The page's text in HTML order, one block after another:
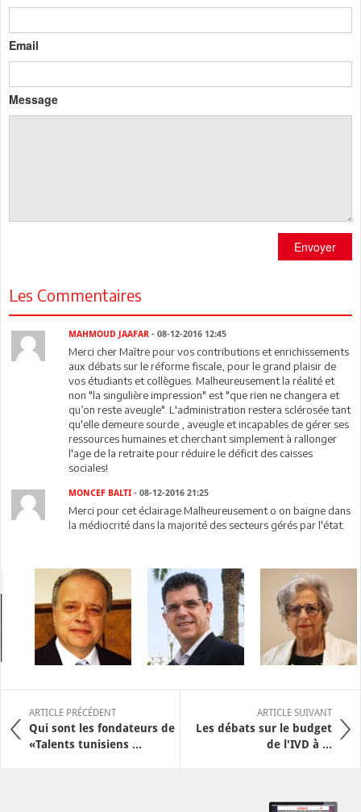
Email
Message
Envoyer
Les Commentaires
MAHMOUD JAAFAR - 08-12-2016 12:45
Merci cher Maître pour vos contributions et enrichissements
aux débats sur le réforme fiscale, pour le grand plaisir de
vos étudiants et collègues. Malheureusement la réalité et
non "la singulière impression" est "que rien ne changera et
qu’on reste aveugle". L'administration restera sclérosée tant
qu'elle demeure sourde , aveugle et incapables de gérer ses
ressources humaines et cherchant simplement à rallonger
l'age de la retraite pour réduire le déficit des caisses
sociales!
MONCEF BALTI - 08-12-2016 21:25
Merci pour cet éclairage.Malheureusement o on baigne dans
la médiocrité dans la majorité des secteurs gérés par l'état.
ARTICLE PRÉCÉDENT
Qui sont les fondateurs de
«Talents tunisiens ...
ARTICLE SUIVANT
Les débats sur le budget
de l'IVD à ...